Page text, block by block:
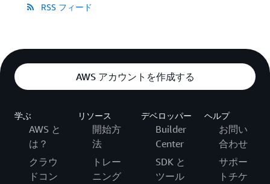
RSS フィード
AWS アカウントを作成する
学ぶ
AWS と
は？
クラウ
ドコン
リソース
開始方
法
トレー
ニング
デベロッパー
Builder
Center
SDK と
ツール
ヘルプ
お問い
合わせ
サポー
トチケ